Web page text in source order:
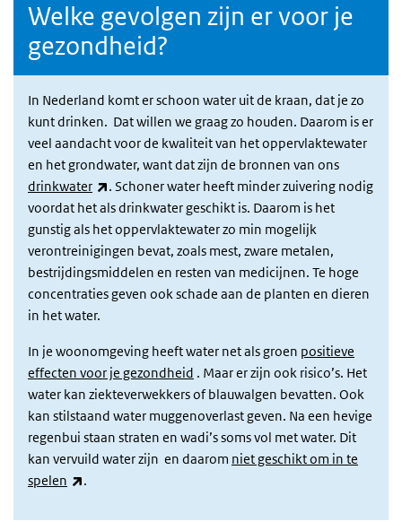
Welke gevolgen zijn er voor je
gezondheid?
In Nederland komt er schoon water uit de kraan, dat je zo
kunt drinken. Dat willen we graag zo houden. Daarom is er
veel aandacht voor de kwaliteit van het oppervlaktewater
en het grondwater, want dat zijn de bronnen van ons
drinkwater
(externe link)
. Schoner water heeft minder zuivering nodig
voordat het als drinkwater geschikt is. Daarom is het
gunstig als het oppervlaktewater zo min mogelijk
verontreinigingen bevat, zoals mest, zware metalen,
bestrijdingsmiddelen en resten van medicijnen. Te hoge
concentraties geven ook schade aan de planten en dieren
in het water.
In je woonomgeving heeft water net als groen positieve
effecten voor je gezondheid . Maar er zijn ook risico’s. Het
water kan ziekteverwekkers of blauwalgen bevatten. Ook
kan stilstaand water muggenoverlast geven. Na een hevige
regenbui staan straten en wadi’s soms vol met water. Dit
kan vervuild water zijn en daarom niet geschikt om in te
spelen
(externe link)
.